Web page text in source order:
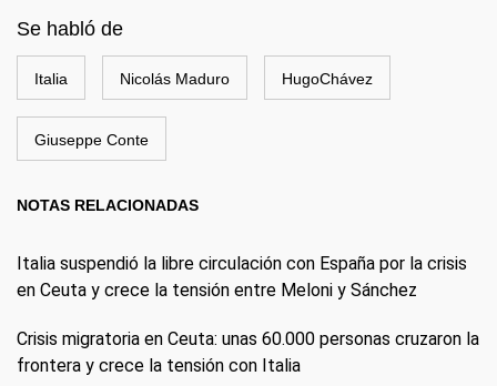
Se habló de
Italia Nicolás Maduro HugoChávez
Giuseppe Conte
NOTAS RELACIONADAS
Italia suspendió la libre circulación con España por la crisis
en Ceuta y crece la tensión entre Meloni y Sánchez
Crisis migratoria en Ceuta: unas 60.000 personas cruzaron la
frontera y crece la tensión con Italia